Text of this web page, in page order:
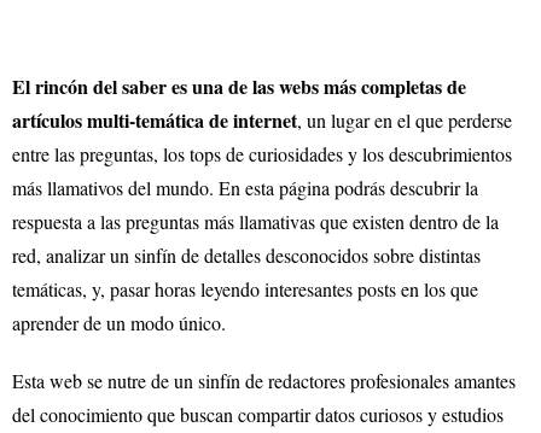
El rincón del saber es una de las webs más completas de
artículos multi-temática de internet, un lugar en el que perderse
entre las preguntas, los tops de curiosidades y los descubrimientos
más llamativos del mundo. En esta página podrás descubrir la
respuesta a las preguntas más llamativas que existen dentro de la
red, analizar un sinfín de detalles desconocidos sobre distintas
temáticas, y, pasar horas leyendo interesantes posts en los que
aprender de un modo único.
Esta web se nutre de un sinfín de redactores profesionales amantes
del conocimiento que buscan compartir datos curiosos y estudios